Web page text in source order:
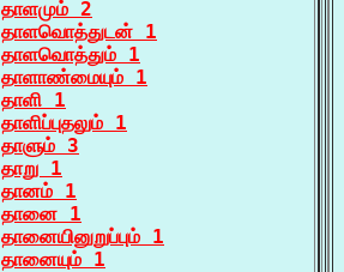
தாளமும் 2
தாளவொத்துடன் 1
தாளவொத்தும் 1
தாளாண்மையும் 1
தாளி 1
தாளிப்புதலும் 1
தாளும் 3
தாறு 1
தானம் 1
தானை 1
தானையினுறுப்பும் 1
தானையும் 1